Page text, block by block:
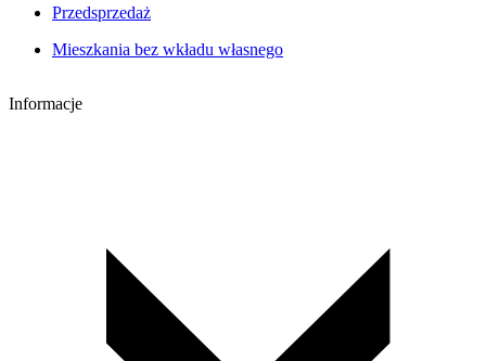
Przedsprzedaż
Mieszkania bez wkładu własnego
Informacje